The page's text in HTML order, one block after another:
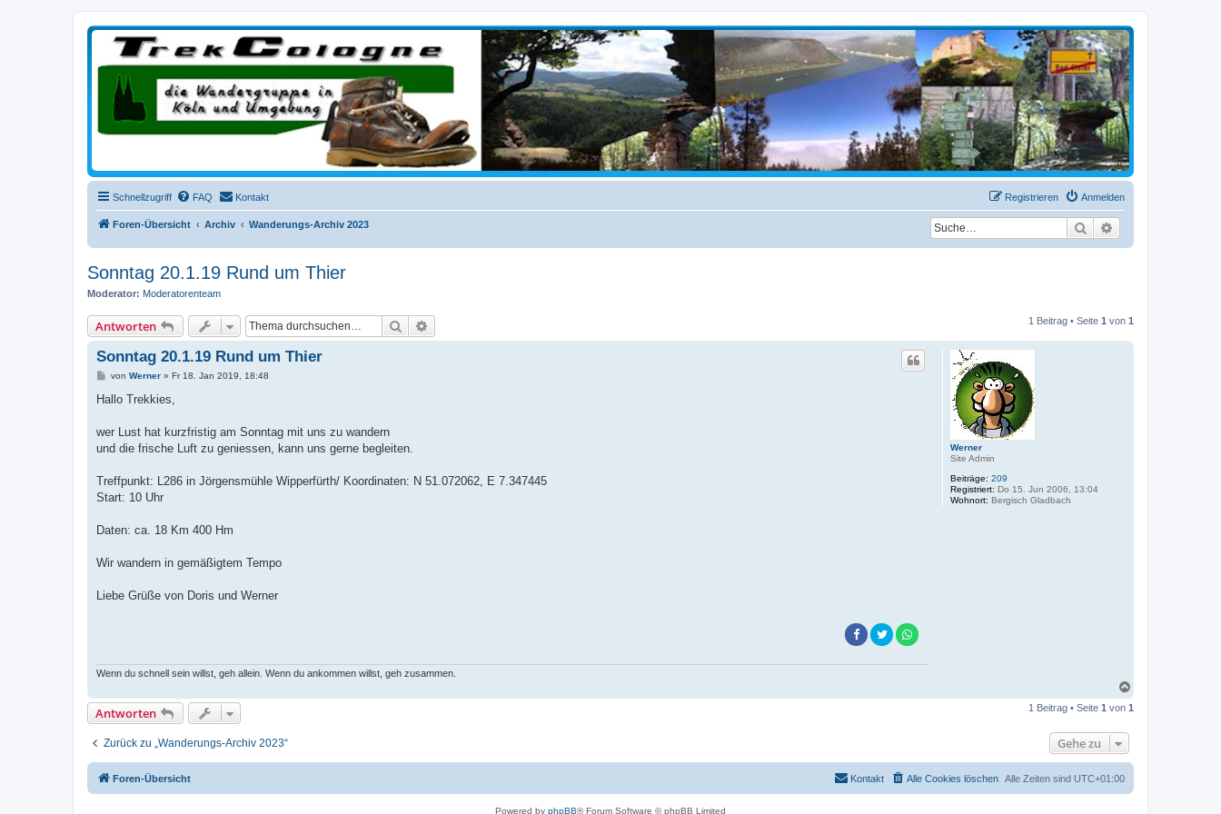
trekcologne.de
Wanderungen rund um Köln
Schnellzugriff FAQ Kontakt Anmelden
Registrieren
Foren-Übersicht Archiv Wanderungs-Archiv 2023 Suche
Sonntag 20.1.19 Rund um Thier
Moderator: Moderatorenteam
Antworten Suche 1 Beitrag • Seite 1 von 1
Werner
Site Admin
Beiträge: 209
Registriert: Do 15. Jun 2006, 13:04
Wohnort: Bergisch Gladbach
Sonntag 20.1.19 Rund um Thier
B
i
a
von Werner» Fr 18. Jan 2019, 18:48
Hallo Trekkies,
wer Lust hat kurzfristig am Sonntag mit uns zu wandern
und die frische Luft zu geniessen, kann uns gerne begleiten.
Treffpunkt: L286 in Jörgensmühle Wipperfürth/ Koordinaten: N 51.072062, E 7.347445
Start: 10 Uhr
Daten: ca. 18 Km 400 Hm
Wir wandern in gemäßigtem Tempo
Liebe Grüße von Doris und Werner
Wenn du schnell sein willst, geh allein. Wenn du ankommen willst, geh zusammen.
c
Antworten 1 Beitrag • Seite 1 von 1
Zurück zu „Wanderungs-Archiv 2023“ Gehe zu
Foren-Übersicht Alle Zeiten sind UTC+01:00
Alle Cookies löschen
Kontakt
Powered by phpBB® Forum Software © phpBB Limited